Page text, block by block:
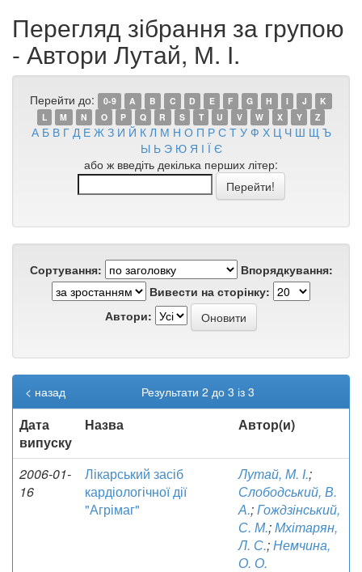
Перегляд зібрання за групою
- Автори Лутай, М. І.
Перейти до: 0-9 A B C D E F G H I J
K
L
M N O P Q R S T U V W X Y Z
А Б В Г Д Е Ж З И Й К Л М Н О П Р С Т У Ф Х Ц Ч Ш Щ Ъ
Ы Ь Э Ю Я І Ї Є
або ж введіть декілька перших літер:
Сортування:
Впорядкування:
Вивести на сторінку:
Автори:
Результати 2 до 3 із 3
< назад
Дата
випуску
Назва Автор(и)
2006-01-
16
Лікарський засіб
кардіологічної дії
"Агрімаг"
Лутай, М. І.;
Слободський, В.
А.;Гождзінський,
С. М.;Мхітарян,
Л. С.;Немчина,
О. О.